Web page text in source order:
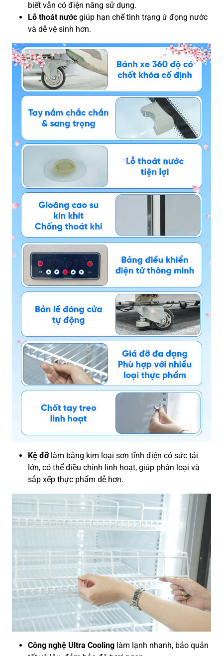
biết vẫn có điện năng sử dụng.
Lỗ thoát nước giúp hạn chế tình trạng ứ đọng nước
và dễ vệ sinh hơn.
Kệ đỡlàm bằng kim loại sơn tĩnh điện có sức tải
lớn, có thể điều chỉnh linh hoạt, giúp phân loại và
sắp xếp thực phẩm dễ hơn.
Công nghệ Ultra Cooling làm lạnh nhanh, bảo quản